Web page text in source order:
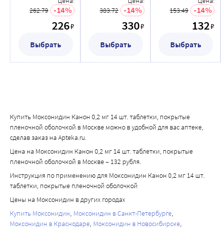
проведении гемодиализа.
покрытые
пленочной
оболочкой
262.79
14
226₽
Выбрать
покрытые
пленочной
оболочкой
383.72
14
330₽
Выбрать
покрытые
пленочной
оболочкой
153.49
14
132₽
Выбрать
Купить Моксонидин Канон 0,2 мг 14 шт. таблетки, покрытые
пленочной оболочкой в Москве можно в удобной для вас аптеке,
сделав заказ на Apteka.ru.
Цена на Моксонидин Канон 0,2 мг 14 шт. таблетки, покрытые
пленочной оболочкой в Москве – 132 рубля.
Инструкция по применению для Моксонидин Канон 0,2 мг 14 шт.
таблетки, покрытые пленочной оболочкой
Цены на Моксонидин в других городах
Купить Моксонидин Моксонидин в Санкт-Петербурге
Моксонидин в Краснодаре Моксонидин в Новосибирске